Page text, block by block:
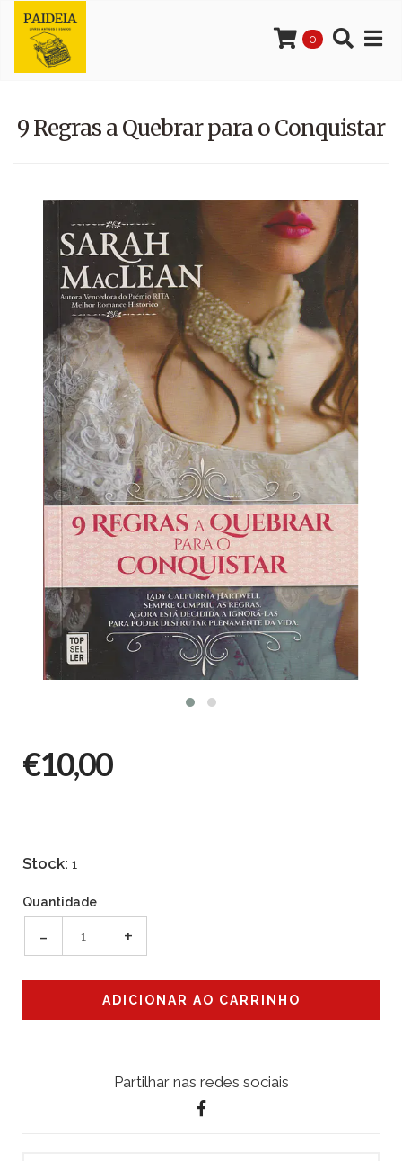
0
9 Regras a Quebrar para o Conquistar
€10,00
Stock: 1
Quantidade
- +
Partilhar nas redes sociais